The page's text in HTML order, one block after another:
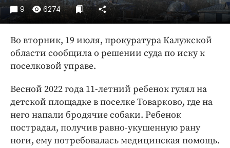
Экономика и бизнес
Блоги
Издания
Интересное чтиво
Клиника года
Бренд года
Работодатель года
9 6274
Во вторник, 19 июля, прокуратура Калужской
области сообщила о решении суда по иску к
поселковой управе.
Весной 2022 года 11-летний ребенок гулял на
детской площадке в поселке Товарково, где на
него напали бродячие собаки. Ребенок
пострадал, получив равно-укушенную рану
ноги, ему потребовалась медицинская помощь.